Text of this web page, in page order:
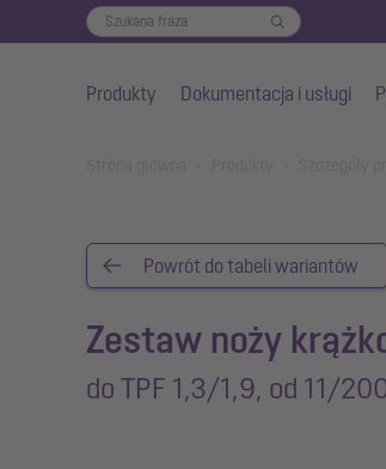
Produkty Dokumentacja i usługi
Powrót do tabeli wariantów
Zestaw noży
do TPF 1,3/1,9, od 11/